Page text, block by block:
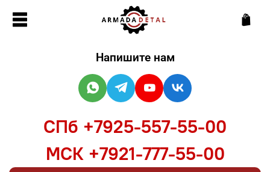
Напишите нам
СПб +7925-557-55-00
МСК +7921-777-55-00